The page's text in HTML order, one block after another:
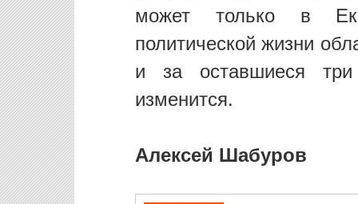
может только в
политической жизни
и за оставшиеся
изменится.
Алексей Шабуров